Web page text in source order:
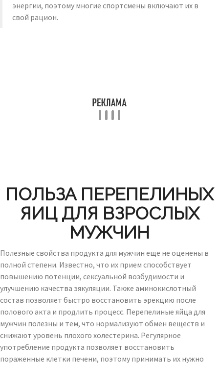
энергии, поэтому многие спортсмены включают их в
свой рацион.
ПОЛЬЗА ПЕРЕПЕЛИНЫХ
ЯИЦ ДЛЯ ВЗРОСЛЫХ
МУЖЧИН
Полезные свойства продукта для мужчин еще не оценены в
полной степени. Известно, что их прием способствует
повышению потенции, сексуальной возбудимости и
улучшению качества эякуляции. Также аминокислотный
состав позволяет быстро восстановить эрекцию после
полового акта и продлить процесс. Перепелиные яйца для
мужчин полезны и тем, что нормализуют обмен веществ и
снижают уровень плохого холестерина. Регулярное
употребление продукта позволяет восстановить
пораженные клетки печени, поэтому принимать их нужно